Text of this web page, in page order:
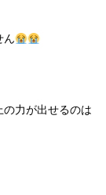
ん
の力が出せるのは